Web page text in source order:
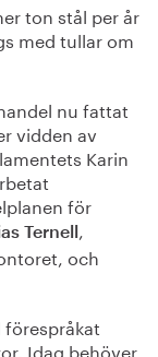
ton stål per år
med tullar om
nu fattat
vidden av
Karin
för
Ternell
,
och
Idag behöver